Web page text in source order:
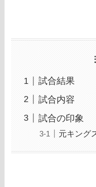
試合結果
試合内容
試合の印象
元キング